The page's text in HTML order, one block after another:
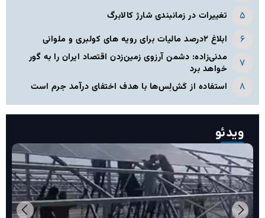
تغییرات در زمانبندی‌ شارژ کالابرگ
ابلاغ ۲درصد مالیات برای رویه های کولبری و ملوانی
مدنی‌زاده: دشمن آرزوی زمین‌زدن اقتصاد ایران را به گور
خواهد برد
استفاده از کَش‏‌لِس‌‏ها با هدف اختفای درآمد جرم است
ویدئو